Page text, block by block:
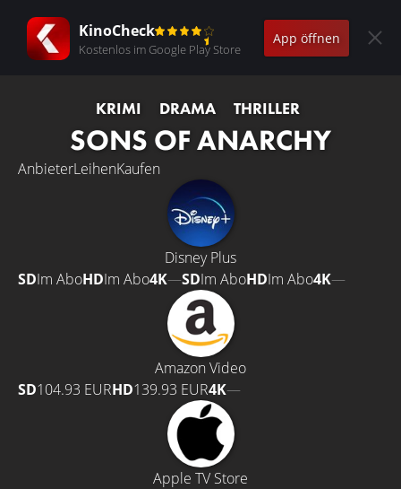
KinoCheck
Kostenlos im Google Play Store
App öffnen
KRIMI DRAMA THRILLER
SONS OF ANARCHY
AnbieterLeihenKaufen
Disney Plus
SDIm AboHDIm Abo4K—SDIm AboHDIm Abo4K—
Amazon Video
SD104.93 EURHD139.93 EUR4K—
Apple TV Store